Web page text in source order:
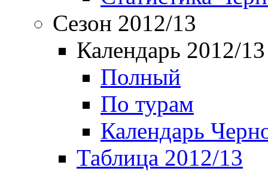
Сезон 2012/13
Календарь 2012/13
Полный
По турам
Календарь
Таблица 2012/13